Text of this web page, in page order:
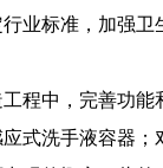
业标准，加强
中，完善功能
式洗手液容器